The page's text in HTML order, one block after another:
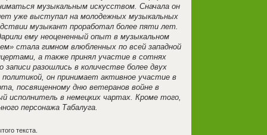
музыкальным искусством. Сначала он
уже выступал на молодежных музыкальных
музыкант проработал более пяти лет.
ему неоцененный опыт в музыкальном
стала гимном влюбленных по всей западной
а также принял участие в сотнях
разошлись в количестве более двух
он принимает активное участие в
посвященному дню ветеранов войне в
исполнитель в немецких чартах. Кроме того,
персонажа Табалуга.
текста.